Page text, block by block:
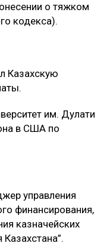
о тяжком
кодекса).
Казахскую
им. Дулати
в США по
управления
финансирования,
казначейских